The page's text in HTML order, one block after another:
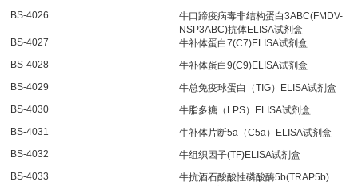
BS-4026
牛口蹄疫病毒非结构蛋白3ABC(FMDV-
NSP3ABC)抗体ELISA试剂盒
BS-4027
牛补体蛋白7(C7)ELISA试剂盒
BS-4028
牛补体蛋白9(C9)ELISA试剂盒
BS-4029
牛总免疫球蛋白（TIG）ELISA试剂盒
BS-4030
牛脂多糖（LPS）ELISA试剂盒
BS-4031
牛补体片断5a（C5a）ELISA试剂盒
BS-4032
牛组织因子(TF)ELISA试剂盒
BS-4033
牛抗酒石酸酸性磷酸酶5b(TRAP5b)